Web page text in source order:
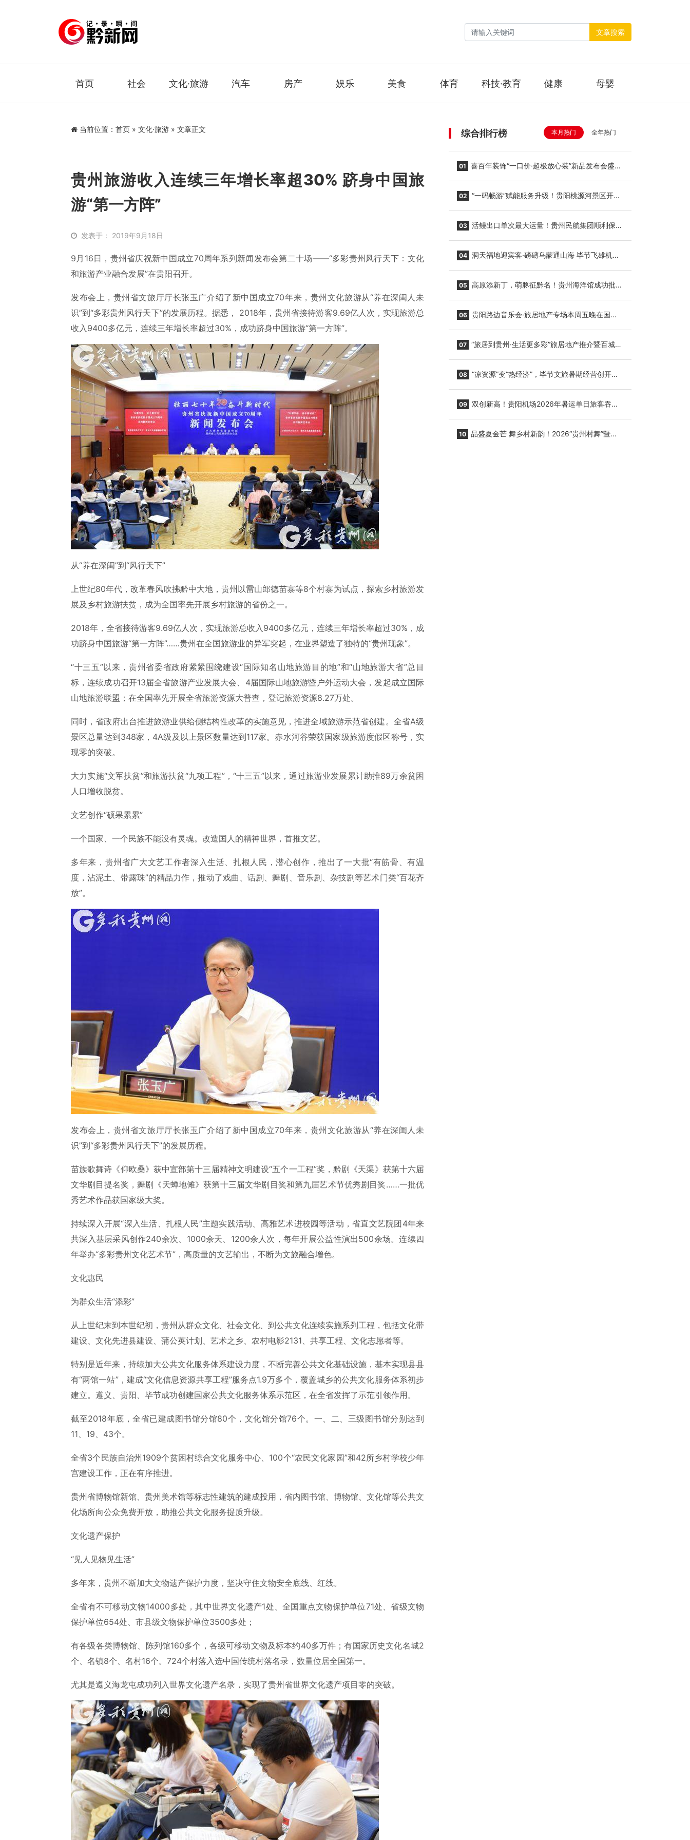
文章搜索
首页 社会 文化·旅游 汽车 房产 娱乐 美食 体育 科技·教育 健康 母婴
当前位置： 首页 » 文化·旅游 » 文章正文
贵州旅游收入连续三年增长率超30% 跻身中国旅
游“第一方阵”
发表于： 2019年9月18日
9月16日，贵州省庆祝新中国成立70周年系列新闻发布会第二十场——“多彩贵州风行天下：文化
和旅游产业融合发展”在贵阳召开。
发布会上，贵州省文旅厅厅长张玉广介绍了新中国成立70年来，贵州文化旅游从“养在深闺人未
识”到“多彩贵州风行天下”的发展历程。据悉， 2018年，贵州省接待游客9.69亿人次，实现旅游总
收入9400多亿元，连续三年增长率超过30%，成功跻身中国旅游“第一方阵”。
从“养在深闺”到“风行天下”
上世纪80年代，改革春风吹拂黔中大地，贵州以雷山郎德苗寨等8个村寨为试点，探索乡村旅游发
展及乡村旅游扶贫，成为全国率先开展乡村旅游的省份之一。
2018年，全省接待游客9.69亿人次，实现旅游总收入9400多亿元，连续三年增长率超过30%，成
功跻身中国旅游“第一方阵”……贵州在全国旅游业的异军突起，在业界塑造了独特的“贵州现象”。
“十三五”以来，贵州省委省政府紧紧围绕建设“国际知名山地旅游目的地”和“山地旅游大省”总目
标，连续成功召开13届全省旅游产业发展大会、4届国际山地旅游暨户外运动大会，发起成立国际
山地旅游联盟；在全国率先开展全省旅游资源大普查，登记旅游资源8.27万处。
同时，省政府出台推进旅游业供给侧结构性改革的实施意见，推进全域旅游示范省创建。全省A级
景区总量达到348家，4A级及以上景区数量达到117家。赤水河谷荣获国家级旅游度假区称号，实
现零的突破。
大力实施“文军扶贫”和旅游扶贫“九项工程”，“十三五”以来，通过旅游业发展累计助推89万余贫困
人口增收脱贫。
文艺创作“硕果累累”
一个国家、一个民族不能没有灵魂。改造国人的精神世界，首推文艺。
多年来，贵州省广大文艺工作者深入生活、扎根人民，潜心创作，推出了一大批“有筋骨、有温
度，沾泥土、带露珠”的精品力作，推动了戏曲、话剧、舞剧、音乐剧、杂技剧等艺术门类“百花齐
放”。
发布会上，贵州省文旅厅厅长张玉广介绍了新中国成立70年来，贵州文化旅游从“养在深闺人未
识”到“多彩贵州风行天下”的发展历程。
苗族歌舞诗《仰欧桑》获中宣部第十三届精神文明建设“五个一工程”奖，黔剧《天渠》获第十六届
文华剧目提名奖，舞剧《天蝉地傩》获第十三届文华剧目奖和第九届艺术节优秀剧目奖……一批优
秀艺术作品获国家级大奖。
持续深入开展“深入生活、扎根人民”主题实践活动、高雅艺术进校园等活动，省直文艺院团4年来
共深入基层采风创作240余次、1000余天、1200余人次，每年开展公益性演出500余场。连续四
年举办“多彩贵州文化艺术节”，高质量的文艺输出，不断为文旅融合增色。
文化惠民
为群众生活“添彩”
从上世纪末到本世纪初，贵州从群众文化、社会文化、到公共文化连续实施系列工程，包括文化带
建设、文化先进县建设、蒲公英计划、艺术之乡、农村电影2131、共享工程、文化志愿者等。
特别是近年来，持续加大公共文化服务体系建设力度，不断完善公共文化基础设施，基本实现县县
有“两馆一站”，建成“文化信息资源共享工程”服务点1.9万多个，覆盖城乡的公共文化服务体系初步
建立。遵义、贵阳、毕节成功创建国家公共文化服务体系示范区，在全省发挥了示范引领作用。
截至2018年底，全省已建成图书馆分馆80个，文化馆分馆76个。一、二、三级图书馆分别达到
11、19、43个。
全省3个民族自治州1909个贫困村综合文化服务中心、100个“农民文化家园”和42所乡村学校少年
宫建设工作，正在有序推进。
贵州省博物馆新馆、贵州美术馆等标志性建筑的建成投用，省内图书馆、博物馆、文化馆等公共文
化场所向公众免费开放，助推公共文化服务提质升级。
文化遗产保护
“见人见物见生活”
多年来，贵州不断加大文物遗产保护力度，坚决守住文物安全底线、红线。
全省有不可移动文物14000多处，其中世界文化遗产1处、全国重点文物保护单位71处、省级文物
保护单位654处、市县级文物保护单位3500多处；
有各级各类博物馆、陈列馆160多个，各级可移动文物及标本约40多万件；有国家历史文化名城2
个、名镇8个、名村16个。724个村落入选中国传统村落名录，数量位居全国第一。
尤其是遵义海龙屯成功列入世界文化遗产名录，实现了贵州省世界文化遗产项目零的突破。
综合排行榜 本月热门 全年热门
01 喜百年装饰“一口价·超极放心装”新品发布会盛大
02 “一码畅游”赋能服务升级！贵阳桃源河景区开
03 活鳗出口单次最大运量！贵州民航集团顺利保障
04 洞天福地迎宾客·磅礴乌蒙通山海 毕节飞雄机场
05 高原添新丁，萌豚征黔名！贵州海洋馆成功批量
06 贵阳路边音乐会·旅居地产专场本周五晚在国际
07 “旅居到贵州·生活更多彩”旅居地产推介暨百城千
08 “凉资源”变“热经济”，毕节文旅暑期经营创开门
09 双创新高！贵阳机场2026年暑运单日旅客吞吐
10 品盛夏金芒 舞乡村新韵！2026“贵州村舞”暨望